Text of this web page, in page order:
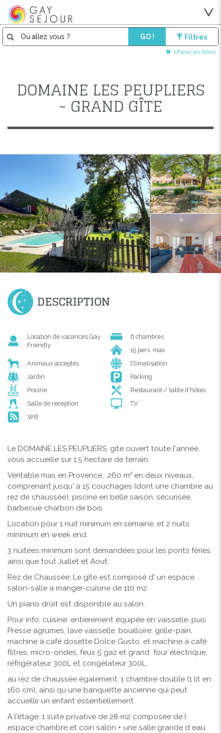
GO ! Filtres
Effacer les filtres
DOMAINE LES PEUPLIERS
- GRAND GÎTE
DESCRIPTION
Location de vacances Gay
Friendly
6 chambres
15 pers. max
Animaux acceptés
Climatisation
Jardin
Parking
Piscine
Restaurant / table d'hôtes
Salle de reception
TV
Wifi
Le DOMAINE LES PEUPLIERS, gite ouvert toute l'année,
vous accueille sur 1.5 hectare de terrain:
Véritable mas en Provence, 260 m² en deux niveaux,
comprenant jusqu' à 15 couchages (dont une chambre au
rez de chaussée), piscine en belle saison, sécurisée,
barbecue charbon de bois.
Location pour 1 nuit minimum en semaine, et 2 nuits
minimum en week end.
3 nuitées minimum sont demandées pour les ponts fériès
ainsi que tout Juillet et Aout.
Rez de Chaussée: Le gîte est composé d' un espace
salon-salle a manger-cuisine de 110 m2
Un piano droit est disponible au salon.
Pour info, cuisine: entièrement équipée en vaisselle, puis
Presse agrumes, lave vaisselle, bouilloire, grille-pain,
machine à café dosette Dolce Gusto, et machine à café
filtres, micro-ondes, feux 5 gaz et grand four électrique,
réfrigérateur 300L et congélateur 300L.
au rez de chaussée également: 1 chambre double (1 lit en
160 cm), ainsi qu une banquette ancienne qui peut
accueillir un enfant essentiellement.
A l'étage: 1 suite privative de 28 m2 composée de l
espace chambre et coin salon + une salle grande d eau